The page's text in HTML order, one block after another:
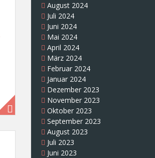
August 2024
Juli 2024
Juni 2024
Mai 2024
April 2024
März 2024
Februar 2024
Januar 2024
Dezember 2023
November 2023
Oktober 2023
September 2023
August 2023
Juli 2023
Juni 2023